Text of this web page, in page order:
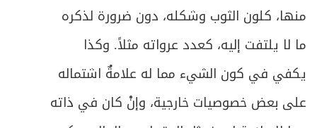
منها، كلون الثوب وشكله، دون ضرورة لذكره
ما لا يلتفت إليه، كعدد عرواته مثلاً. وكذا
يكفي في كون الشيء مما له علامةٌ اشتماله
على بعض خصوصيات خارجية، وإنْ كان في ذاته